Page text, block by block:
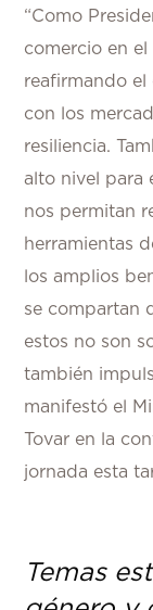
“Como
comercio en
reafirmando el
con los
resiliencia.
alto nivel para
nos permitan
herramientas
los amplios
se compartan
estos no son
también
manifestó el
Tovar en la
jornada esta
Temas